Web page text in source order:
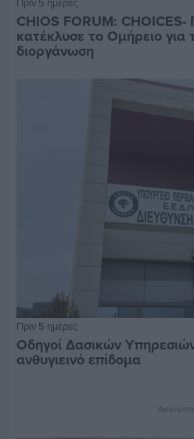
CHIOS FORUM:
κατέκλυσε το Ομήρειο για
διοργάνωση
Πριν 5 ημέρες
Οδηγοί Δασικών
ανθυγιεινό επίδομα
Διαφήμιση